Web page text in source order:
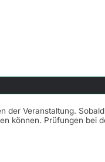
der Veranstaltung.
können. Prüfungen bei